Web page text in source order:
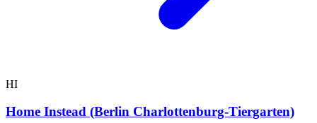
HI
Home Instead (Berlin Charlottenburg-Tiergarten)